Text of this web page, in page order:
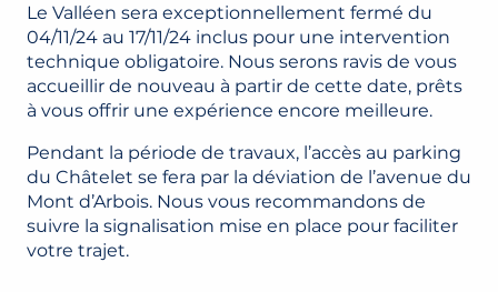
Le Valléen sera exceptionnellement fermé du
04/11/24 au 17/11/24 inclus pour une intervention
technique obligatoire. Nous serons ravis de vous
accueillir de nouveau à partir de cette date, prêts
à vous offrir une expérience encore meilleure.
Pendant la période de travaux, l’accès au parking
du Châtelet se fera par la déviation de l’avenue du
Mont d’Arbois. Nous vous recommandons de
suivre la signalisation mise en place pour faciliter
votre trajet.